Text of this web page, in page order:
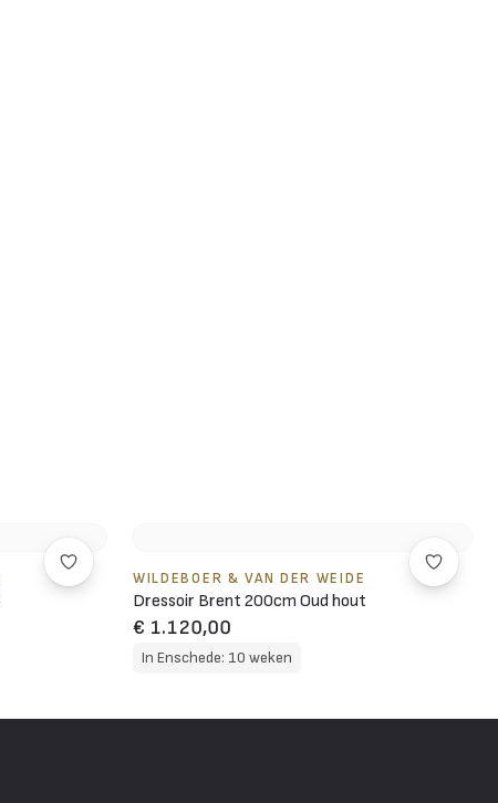
WILDEBOER & VAN DER WEIDE
Dressoir Brent 200cm Oud hout
€ 1.120,00
In Enschede: 10 weken